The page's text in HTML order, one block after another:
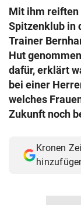
search
eingeben
© Krone
Muthgasse 2,
Mit ihm reiften
Spitzenklub in
Trainer
Hut
dafür, erklärt
bei einer
welches
Zukunft noch
Kronen